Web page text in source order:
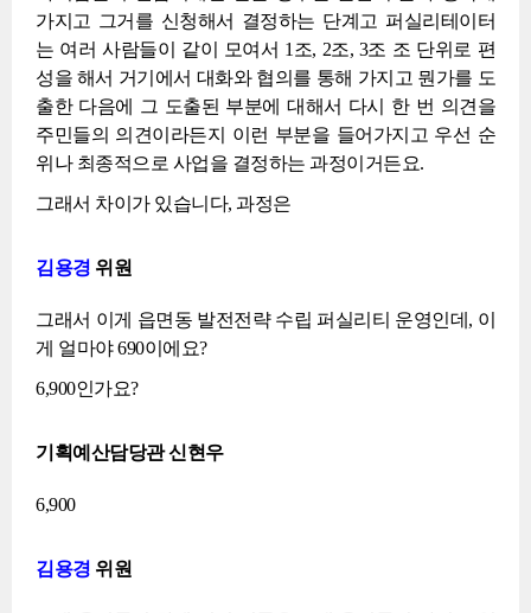
가지고 그거를 신청해서 결정하는 단계고 퍼실리테이터
는 여러 사람들이 같이 모여서 1조, 2조, 3조 조 단위로 편
성을 해서 거기에서 대화와 협의를 통해 가지고 뭔가를 도
출한 다음에 그 도출된 부분에 대해서 다시 한 번 의견을
주민들의 의견이라든지 이런 부분을 들어가지고 우선 순
위나 최종적으로 사업을 결정하는 과정이거든요.
그래서 차이가 있습니다, 과정은
김용경 위원
그래서 이게 읍면동 발전전략 수립 퍼실리티 운영인데, 이
게 얼마야 690이에요?
6,900인가요?
기획예산담당관 신현우
6,900
김용경 위원